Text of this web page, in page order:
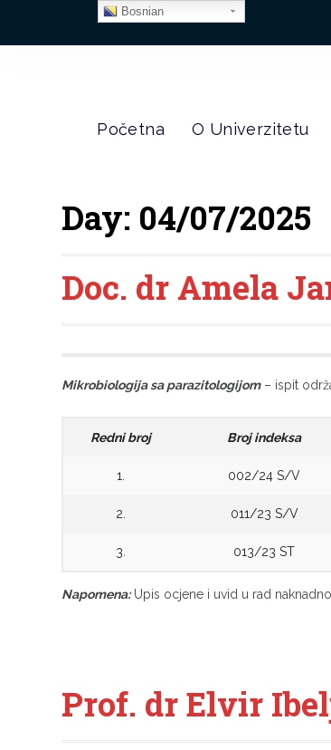
Početna O Univerzitetu
Day: 04/07/2025
Doc. dr Amela
Mikrobiologija sa parazitologijom– ispit
Redni broj Broj indeksa
1. 002/24 S/V
2. 011/23 S/V
3. 013/23 ST
Napomena:Upis ocjene i uvid u rad
Prof. dr Elvir
Bosnian